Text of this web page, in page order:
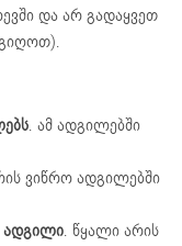
და არ გადაყვეთ
. ამ ადგილებში
ვიწრო ადგილებში
ადგილი. წყალი არის